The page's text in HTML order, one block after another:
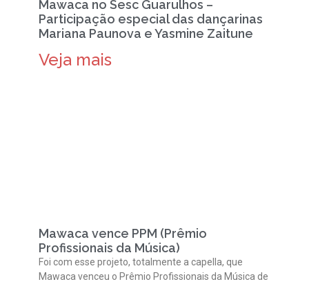
Mawaca no Sesc Guarulhos –
Participação especial das dançarinas
Mariana Paunova e Yasmine Zaitune
Veja mais
Mawaca vence PPM (Prêmio
Profissionais da Música)
Foi com esse projeto, totalmente a capella, que
Mawaca venceu o Prêmio Profissionais da Música de